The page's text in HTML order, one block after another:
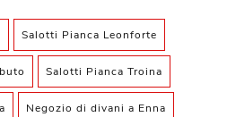
Salotti Pianca Leonforte
Salotti Pianca Troina
Negozio di divani a Enna